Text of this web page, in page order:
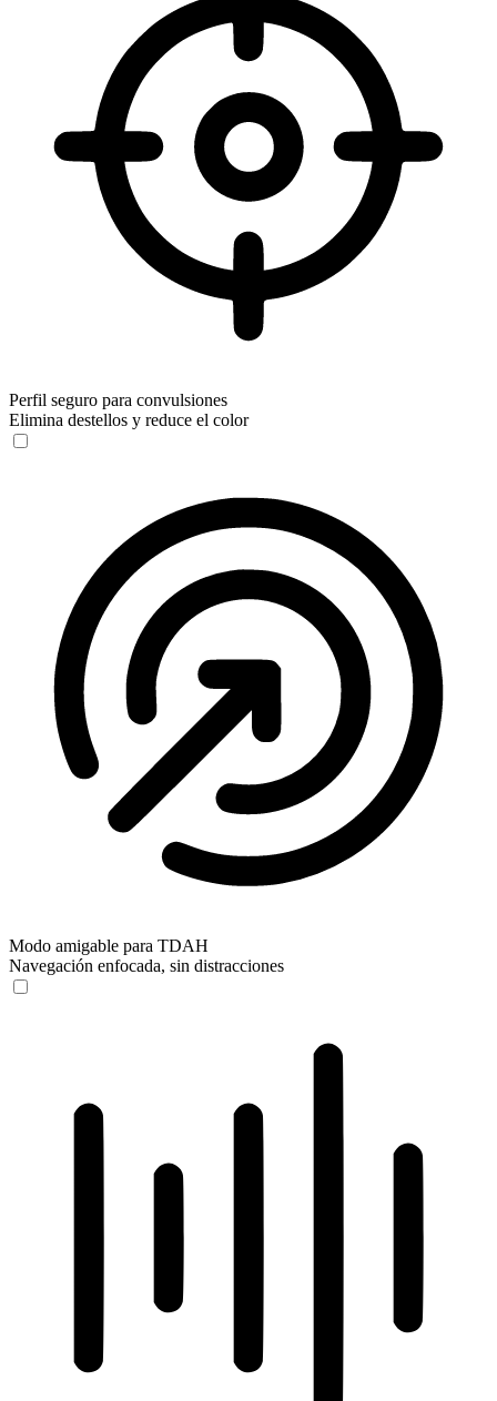
Perfil seguro para convulsiones
Elimina destellos y reduce el color
Modo amigable para TDAH
Navegación enfocada, sin distracciones